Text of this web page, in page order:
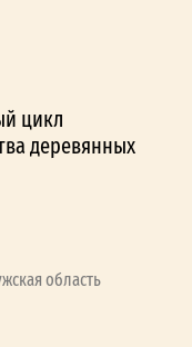
цикл
деревянных
область